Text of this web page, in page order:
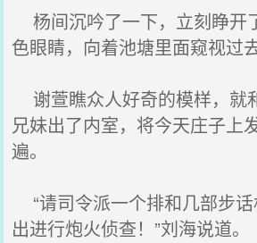
杨间沉吟了一下，立刻睁开
色眼睛，向着池塘里面窥视过去
谢萱瞧众人好奇的模样，就
兄妹出了内室，将今天庄子上
遍。
“请司令派一个排和几部步
出进行炮火侦查！”刘海说道。